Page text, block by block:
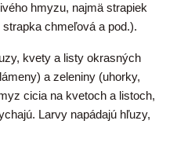
hmyzu, najmä strapiek
chmeľová a pod.).
kvety a listy okrasných
a zeleniny(uhorky,
cicia na kvetoch a listoch,
Larvy napádajú hľuzy,